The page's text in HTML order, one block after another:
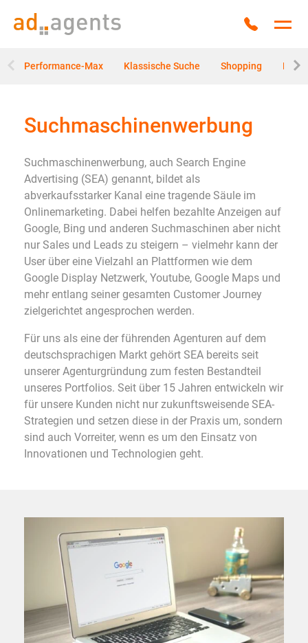
Anrufen
Performance-Max Klassische Suche Shopping
Suchmaschinenwerbung
Suchmaschinenwerbung, auch Search Engine
Advertising (SEA) genannt, bildet als
abverkaufsstarker Kanal eine tragende Säule im
Onlinemarketing. Dabei helfen bezahlte Anzeigen auf
Google, Bing und anderen Suchmaschinen aber nicht
nur Sales und Leads zu steigern – vielmehr kann der
User über eine Vielzahl an Plattformen wie dem
Google Display Netzwerk, Youtube, Google Maps und
mehr entlang seiner gesamten Customer Journey
zielgerichtet angesprochen werden.
Für uns als eine der führenden Agenturen auf dem
deutschsprachigen Markt gehört SEA bereits seit
unserer Agenturgründung zum festen Bestandteil
unseres Portfolios. Seit über 15 Jahren entwickeln wir
für unsere Kunden nicht nur zukunftsweisende SEA-
Strategien und setzen diese in der Praxis um, sondern
sind auch Vorreiter, wenn es um den Einsatz von
Innovationen und Technologien geht.